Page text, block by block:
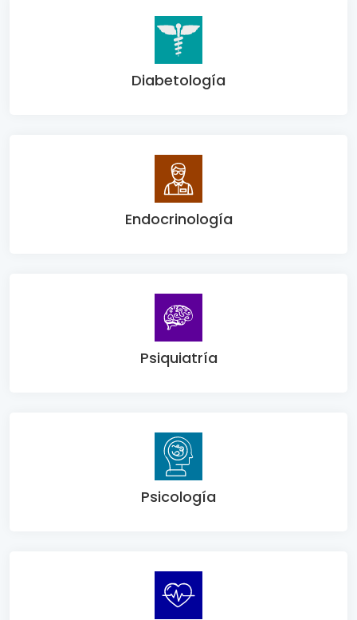
Diabetología
Endocrinología
Psiquiatría
Psicología